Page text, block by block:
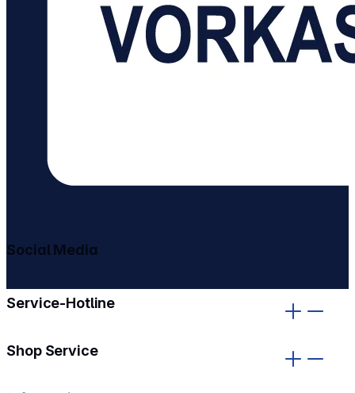
Service-Hotline
Shop Service
Social Media